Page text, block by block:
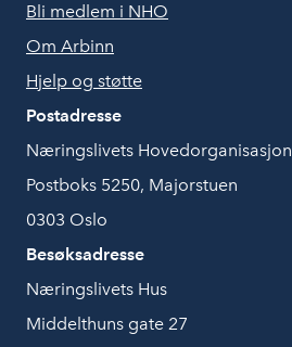
Bli medlem i NHO
Om Arbinn
Hjelp og støtte
Postadresse
Næringslivets Hovedorganisasjon
Postboks 5250, Majorstuen
0303 Oslo
Besøksadresse
Næringslivets Hus
Middelthuns gate 27